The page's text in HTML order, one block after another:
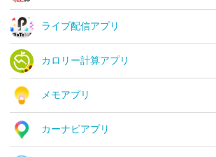
ライブ配信アプリ
カロリー計算アプリ
メモアプリ
カーナビアプリ